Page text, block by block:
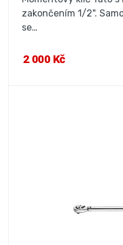
zakončením 1/2".
se…
2 000 Kč